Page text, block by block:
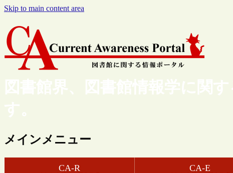
Skip to main content area
図書館界、図書館情報学に関
す。
メインメニュー
CA-R CA-E